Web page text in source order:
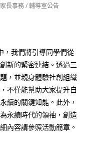
家長事務/輔導室公告
，我們將引導同學們從
新的緊密連結。透過三
，並親身體驗社創組織
不僅能幫助大家提升自
續的關鍵知能。此外，
永續時代的領袖，創造
內容請參照活動簡章。